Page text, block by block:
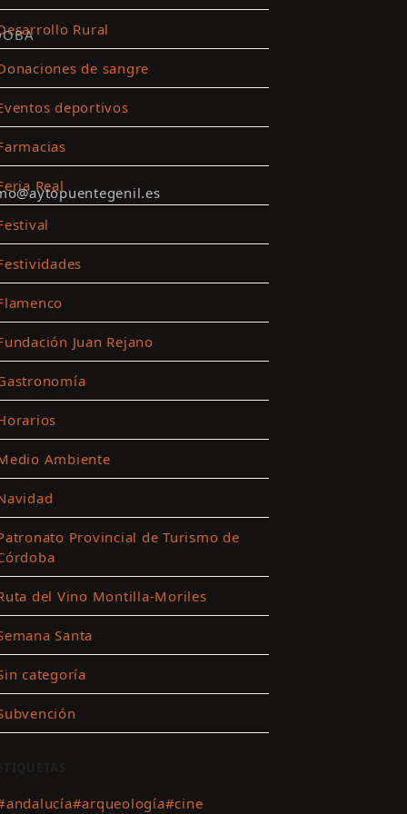
Rural
de sangre
deportivos
Real
Juan Rejano
Ambiente
Provincial de Turismo de
del Vino Montilla-Moriles
Santa
categoría
#arqueología#cine